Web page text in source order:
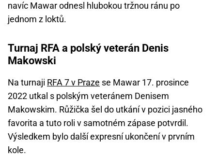
navíc Mawar odnesl hlubokou tržnou ránu po
jednom z loktů.
Turnaj RFA a polský veterán Denis
Makowski
Na turnaji RFA 7 v Praze se Mawar 17. prosince
2022 utkal s polským veteránem Denisem
Makowskim. Růžička šel do utkání v pozici jasného
favorita a tuto roli v samotném zápase potvrdil.
Výsledkem bylo další expresní ukončení v prvním
kole.